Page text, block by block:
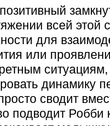
всей этой
для
или
динамику
сводит
подводит Робби